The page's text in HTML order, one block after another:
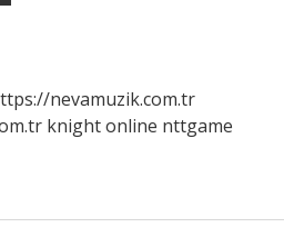
nevamuzik.com.tr
knight online nttgame